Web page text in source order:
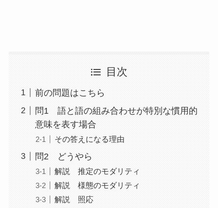
目次
前の問題はこちら
問1 語と語の組み合わせが特別な慣用的
意味を表す場合
その答えになる理由
問2 どうやら
解説 推定のモダリティ
解説 様態のモダリティ
解説 照応